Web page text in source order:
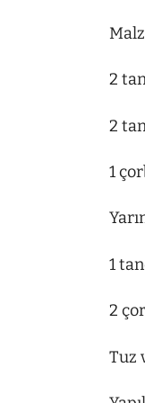
2
2
1
1
2
Tuz